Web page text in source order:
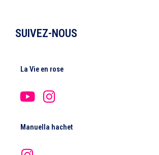
SUIVEZ-NOUS
La Vie en rose
Y
u
u
I
s
Manuella hachet